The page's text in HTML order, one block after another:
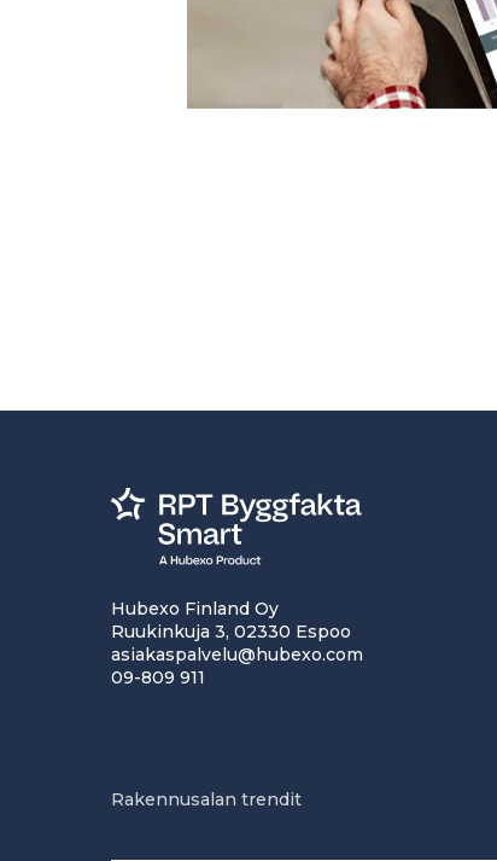
Hubexo Finland Oy
Ruukinkuja 3, 02330 Espoo
asiakaspalvelu@hubexo.com
09-809 911
Rakennusalan trendit